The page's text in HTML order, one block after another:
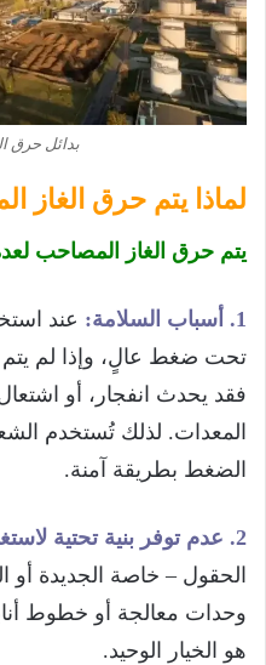
بدائل حرق
لماذا يتم حرق الغاز
يتم حرق الغاز المصاحب
1. أسباب السلامة:
عند
تحت ضغط عالٍ، وإذا لم
فقد يحدث انفجار، أو
المعدات. لذلك تُستخدم
الضغط بطريقة آمنة.
2. عدم توفر بنية تحتية
الحقول – خاصة الجديدة أو
وحدات معالجة أو خطوط
هو الخيار الوحيد.